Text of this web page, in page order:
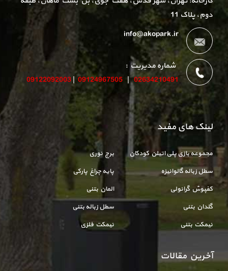
دوم، پلاک 11
info@akopark.ir
شماره مدیریت :
02634210491
|
09124967505
|
09122092003
لینک های مفید
مجموعه بازی پلی اتیلن کودکان
برج نوری
سطل زباله گالوانیزه
پایه چراغ پارکی
کفپوش گرانولی
المان بتنی
گلدان بتنی
سطل زباله بتنی
نیمکت بتنی
نیمکت فلزی
آخرین مقالات